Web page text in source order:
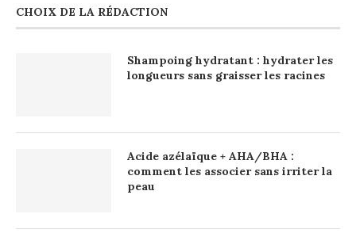
CHOIX DE LA RÉDACTION
Shampoing hydratant : hydrater les
longueurs sans graisser les racines
Acide azélaïque + AHA/BHA :
comment les associer sans irriter la
peau